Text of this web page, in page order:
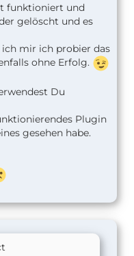
funktioniert und
gelöscht und es
mir ich probier das
ohne Erfolg.
Du
Plugin
gesehen habe.